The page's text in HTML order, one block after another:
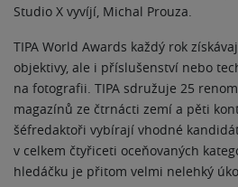
Studio X vyvíjí, Michal Prouza.
TIPA World Awards každý rok
objektivy, ale i příslušenství nebo
na fotografii. TIPA sdružuje 25
magazínů ze čtrnácti zemí a pěti
šéfredaktoři vybírají vhodné
v celkem čtyřiceti oceňovaných
hledáčku je přitom velmi nelehký